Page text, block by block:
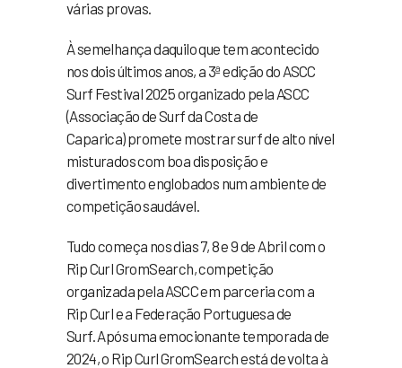
várias provas.
À semelhança daquilo que tem acontecido
nos dois últimos anos, a 3ª edição do ASCC
Surf Festival 2025 organizado pela ASCC
(Associação de Surf da Costa de
Caparica) promete mostrar surf de alto nível
misturados com boa disposição e
divertimento englobados num ambiente de
competição saudável.
Tudo começa nos dias 7, 8 e 9 de Abril com o
Rip Curl GromSearch, competição
organizada pela ASCC em parceria com a
Rip Curl e a Federação Portuguesa de
Surf. Após uma emocionante temporada de
2024, o Rip Curl GromSearch está de volta à